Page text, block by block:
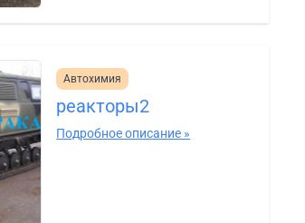
Автохимия
реакторы2
Подробное описание »